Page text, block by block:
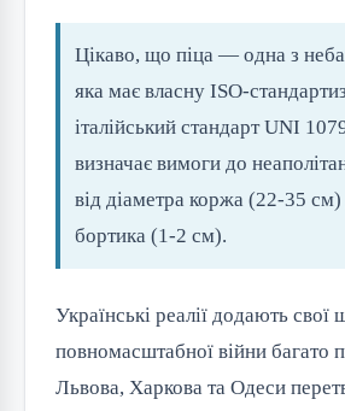
Цікаво, що піца — одна з
яка має власну ISO-
італійський стандарт UNI
визначає вимоги до
від діаметра коржа (22-35
бортика (1-2 см).
Українські реалії додають
повномасштабної війни багато
Львова, Харкова та Одеси